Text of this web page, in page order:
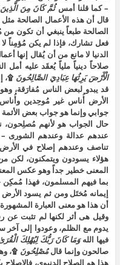
– كما قلنا أمسثُمَّ كَانَ مِنَ الَّذِينَ
قال أن هذه الأعمال الصالحة مثل
الصالحة طبعاً ينبغي أن تكون
فعل تشارك، فإذا لم يكن مُؤمِناً
الدنيا لا مانع من أن يُقال إنها
صلاحاً دينياً ملياً يُعقَد عليه أمل
الْأَرْضَ يَرِثُهَا عِبَادِيَ الصَّالِحُونَ ۩،
قد يبدو لبعض الناس مُفارَقة،
الأرض أُناس غير مُوحِدين
جوابي وإنما هو جواب بعض
حال الجواب هو لأنهم
عندهم عدالة وعندهم الشورى
تناصف وعندهم إصلاح في الأرض
هؤلاء يسودون ويتمكنون، لكن
المعنى خطير جداً وهو عكس
بما فيهم المسلمون، فهذا
إيمانه مُختَل ومن ثم يسود
أن هذا هو معنى العبارة
وقيل هى أثر لكنها لم تثبت عن
يدوم مع الظلم، وعودوا إلى آخر
فيها اللهوَمَا كَانَ رَبُّكَ لِيُهْلِكَ
صالحون وإنما قالمُصْلِحُونَ ۩،
هذا هو الصلاح الدنيوي،